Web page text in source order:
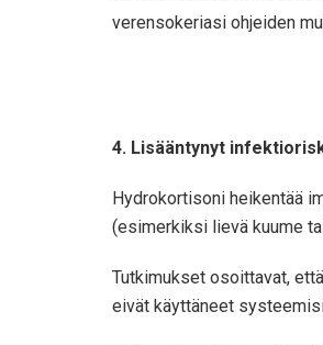
verensokeriasi ohjeiden
4. Lisääntynyt
Hydrokortisoni heikentää
(esimerkiksi lievä kuume
Tutkimukset osoittavat,
eivät käyttäneet